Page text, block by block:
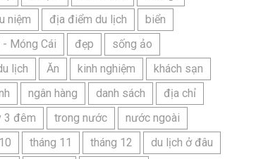
niệm
địa điểm du lịch
biển
- Móng Cái
đẹp
sống ảo
lịch
Ăn kinh nghiệm
khách sạn
ngân hàng danh sách
địa chỉ
3 đêm
trong nước
nước ngoài
tháng 11 tháng 12
du lịch ở đâu